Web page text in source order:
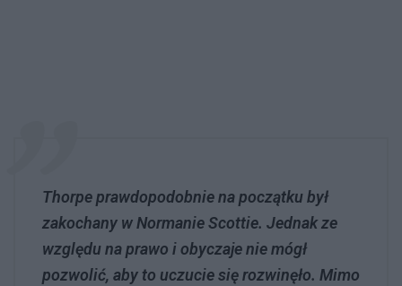
Thorpe prawdopodobnie na początku był
zakochany w Normanie Scottie. Jednak ze
względu na prawo i obyczaje nie mógł
pozwolić, aby to uczucie się rozwinęło. Mimo